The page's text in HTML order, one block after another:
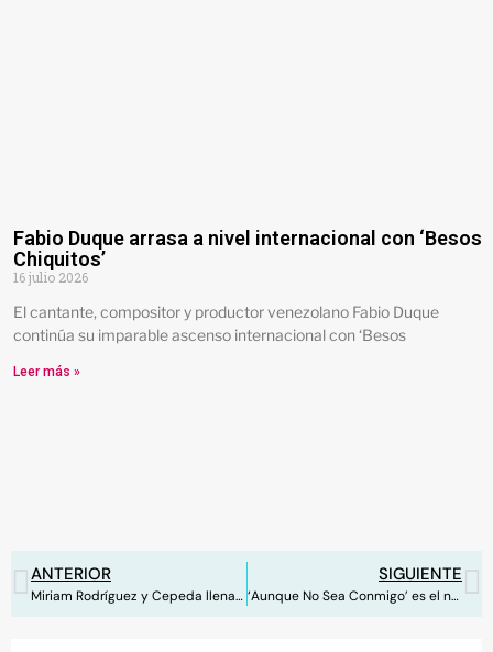
Fabio Duque arrasa a nivel internacional con ‘Besos
Chiquitos’
16 julio 2026
El cantante, compositor y productor venezolano Fabio Duque
continúa su imparable ascenso internacional con ‘Besos
Leer más »
ANTERIOR
Miriam Rodríguez y Cepeda llenan el Starlite de música y magia
SIGUIENTE
‘Aunque No Sea Conmigo’ es el nuevo single de Aitana junto a Evaluna